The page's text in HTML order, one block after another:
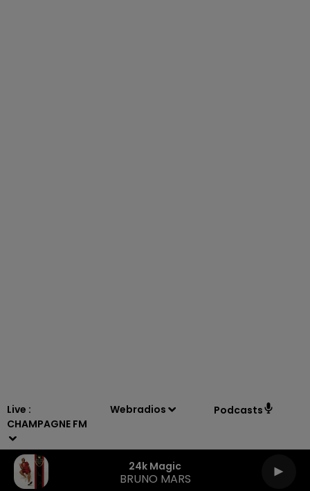
Live :
CHAMPAGNE FM
Webradios Podcasts
24k Magic
BRUNO MARS